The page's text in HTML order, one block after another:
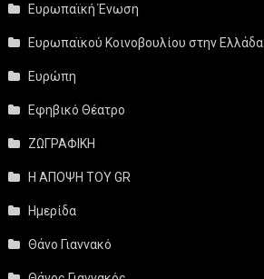
Ευρωπαϊκή Ένωση
Ευρωπαϊκού Κοινοβουλίου στην Ελλάδα
Ευρώπη
Εφηβικό Θέατρο
ΖΩΓΡΑΦΙΚΗ
Η ΑΠΟΨΗ ΤΟΥ GR
Ημερίδα
Θάνο Γιαννακό